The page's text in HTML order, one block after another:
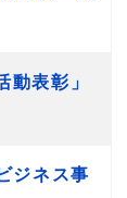
動表彰」
ジネス事